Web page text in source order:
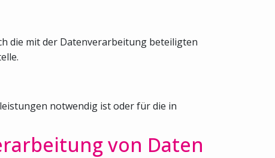
die mit der Datenverarbeitung beteiligten
notwendig ist oder für die in
von Daten